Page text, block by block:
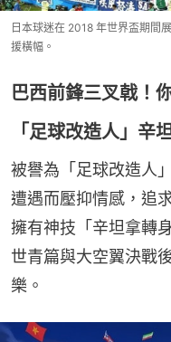
日本球迷在 2018 年世界盃期間
援橫幅。
巴西前鋒三叉戟！
「足球改造人」辛
被譽為「足球改造人
遭遇而壓抑情感，追
擁有神技「辛坦拿轉
世青篇與大空翼決戰
樂。